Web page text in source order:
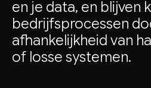
en je data, en blijven
bedrijfsprocessen
afhankelijkheid van
of losse systemen.